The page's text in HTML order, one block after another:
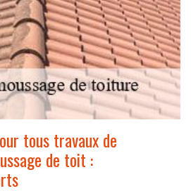
tous travaux de
de toit :